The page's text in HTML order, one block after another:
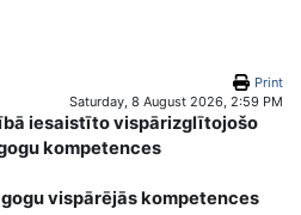
Print
Saturday, 8 August 2026, 2:59 PM
iesaistīto vispārizglītojošo
kompetences
vispārējās kompetences